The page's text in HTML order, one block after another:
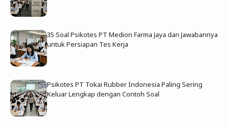
35 Soal Psikotes PT Medion Farma Jaya dan Jawabannya
untuk Persiapan Tes Kerja
Psikotes PT Tokai Rubber Indonesia Paling Sering
Keluar Lengkap dengan Contoh Soal